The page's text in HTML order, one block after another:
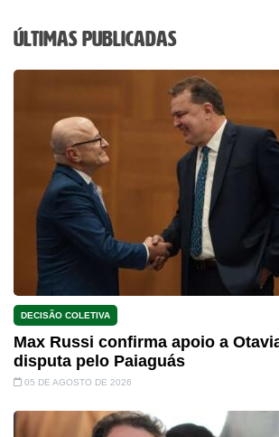
Últimas Publicadas
DECISÃO COLETIVA
Max Russi confirma apoio a
disputa pelo Paiaguás
05 DE AGOSTO DE 2026